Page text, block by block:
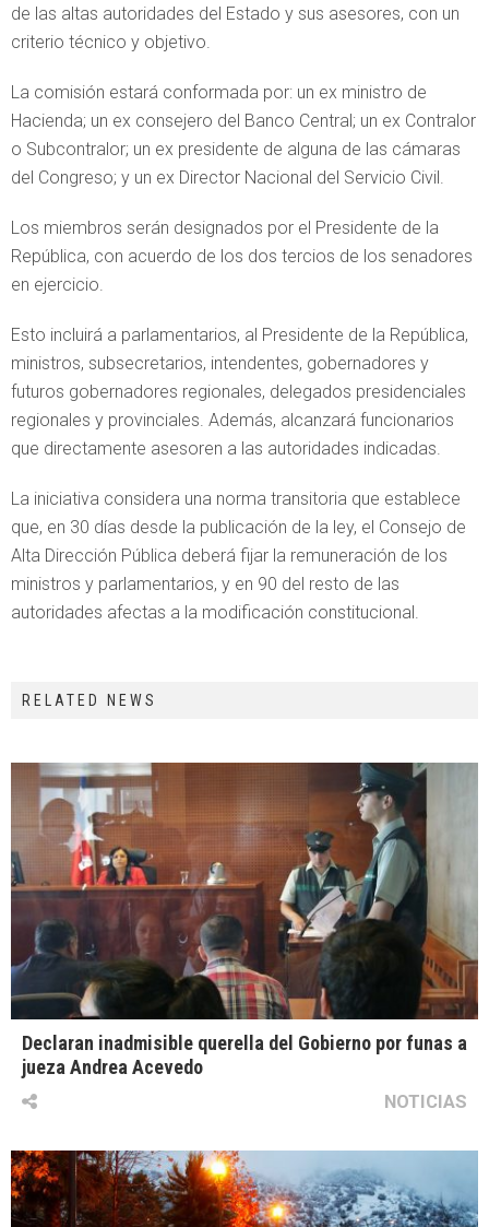
de las altas autoridades del Estado y sus asesores, con un
criterio técnico y objetivo.
La comisión estará conformada por: un ex ministro de
Hacienda; un ex consejero del Banco Central; un ex Contralor
o Subcontralor; un ex presidente de alguna de las cámaras
del Congreso; y un ex Director Nacional del Servicio Civil.
Los miembros serán designados por el Presidente de la
República, con acuerdo de los dos tercios de los senadores
en ejercicio.
Esto incluirá a parlamentarios, al Presidente de la República,
ministros, subsecretarios, intendentes, gobernadores y
futuros gobernadores regionales, delegados presidenciales
regionales y provinciales. Además, alcanzará funcionarios
que directamente asesoren a las autoridades indicadas.
La iniciativa considera una norma transitoria que establece
que, en 30 días desde la publicación de la ley, el Consejo de
Alta Dirección Pública deberá fijar la remuneración de los
ministros y parlamentarios, y en 90 del resto de las
autoridades afectas a la modificación constitucional.
RELATED NEWS
Declaran inadmisible querella del Gobierno por funas a
jueza Andrea Acevedo
NOTICIAS